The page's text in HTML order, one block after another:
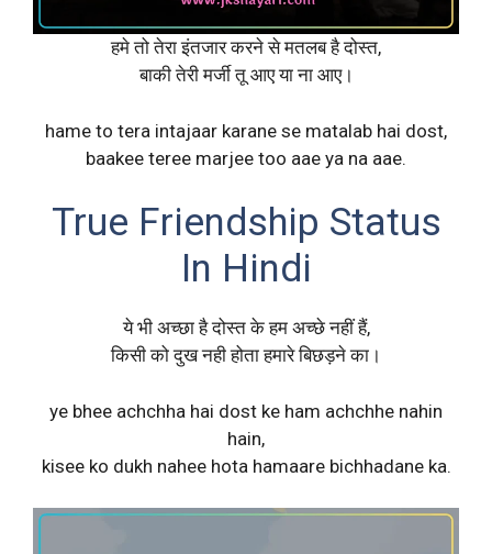
हमे तो तेरा इंतजार करने से मतलब है दोस्त,
बाकी तेरी मर्जी तू आए या ना आए।
hame to tera intajaar karane se matalab hai dost,
baakee teree marjee too aae ya na aae.
True Friendship Status
In Hindi
ये भी अच्छा है दोस्त के हम अच्छे नहीं हैं,
किसी को दुख नही होता हमारे बिछड़ने का।
ye bhee achchha hai dost ke ham achchhe nahin
hain,
kisee ko dukh nahee hota hamaare bichhadane ka.